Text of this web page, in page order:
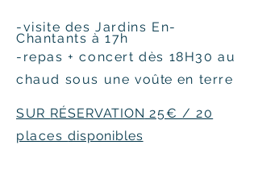
-visite des Jardins En-
Chantants à 17h
-repas + concert dès 18H30 au
chaud sous une voûte en terre
SUR RÉSERVATION 25€ / 20
placesdisponibles